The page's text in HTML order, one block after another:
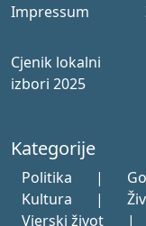
Impressum
Cjenik lokalni
izbori 2025
Kategorije
Politika |
Kultura
|
Vjerski život
|